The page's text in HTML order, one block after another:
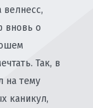
велнесс,
вновь о
Так, в
на тему
каникул,